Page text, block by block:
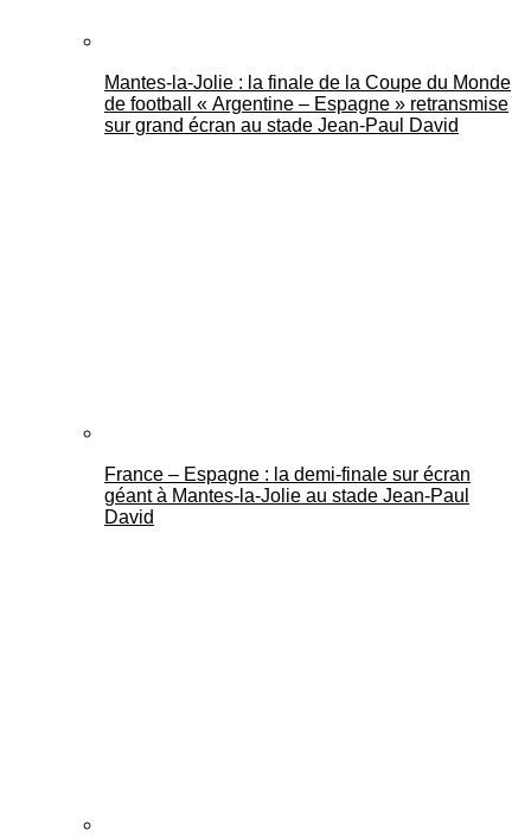
Mantes-la-Jolie : la finale de la Coupe du Monde
de football « Argentine – Espagne » retransmise
sur grand écran au stade Jean-Paul David
France – Espagne : la demi-finale sur écran
géant à Mantes-la-Jolie au stade Jean-Paul
David